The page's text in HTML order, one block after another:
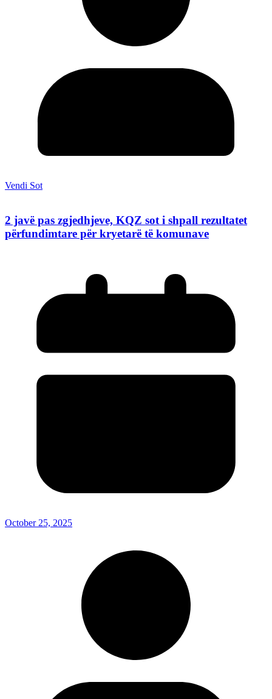
Vendi Sot
2 javë pas zgjedhjeve, KQZ sot i shpall rezultatet
përfundimtare për kryetarë të komunave
October 25, 2025